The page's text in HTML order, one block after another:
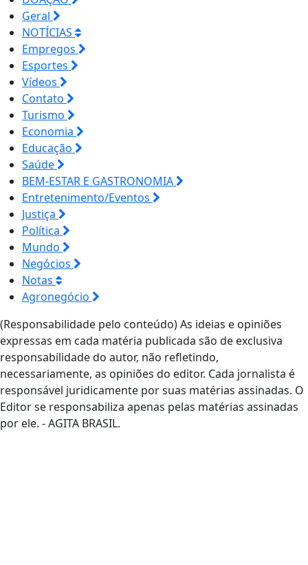
Geral
NOTÍCIAS
Empregos
Esportes
Vídeos
Contato
Turismo
Economia
Educação
Saúde
BEM-ESTAR E GASTRONOMIA
Entretenimento/Eventos
Justiça
Política
Mundo
Negócios
Notas
Agronegócio
(Responsabilidade pelo conteúdo) As ideias e opiniões
expressas em cada matéria publicada são de exclusiva
responsabilidade do autor, não refletindo,
necessariamente, as opiniões do editor. Cada jornalista é
responsável juridicamente por suas matérias assinadas. O
Editor se responsabiliza apenas pelas matérias assinadas
por ele. - AGITA BRASIL.